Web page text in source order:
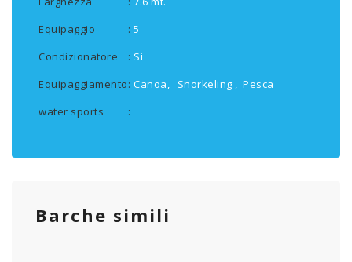
Equipaggio
: 5
Condizionatore
: Si
Equipaggiamento: Canoa, Snorkeling , Pesca
water sports
:
Barche simili